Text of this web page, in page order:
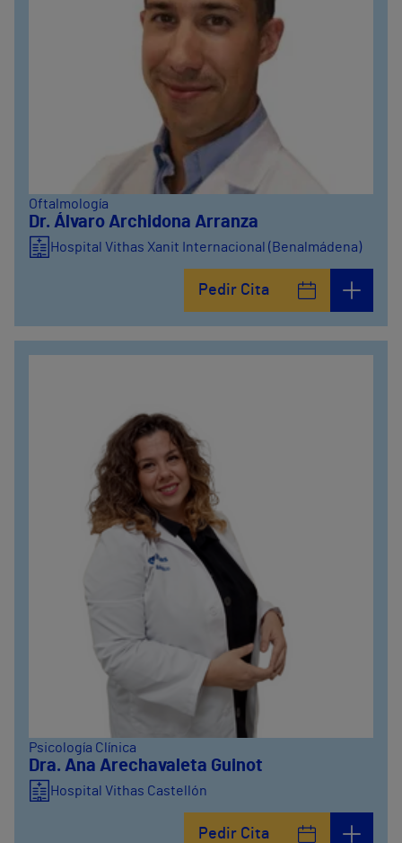
Oftalmología
Dr. Álvaro Archidona Arranza
Hospital Vithas Xanit Internacional (Benalmádena)
Pedir Cita
Psicología Clínica
Dra. Ana Arechavaleta Guinot
Hospital Vithas Castellón
Pedir Cita